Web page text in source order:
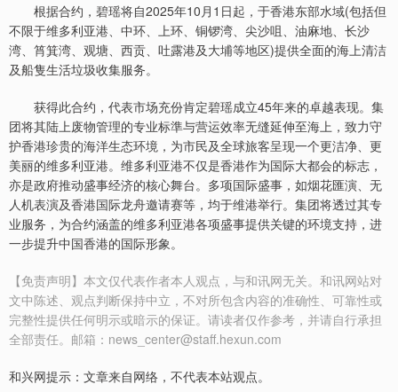
根据合约，碧瑶将自2025年10月1日起，于香港东部水域(包括但
不限于维多利亚港、中环、上环、铜锣湾、尖沙咀、油麻地、长沙
湾、筲箕湾、观塘、西贡、吐露港及大埔等地区)提供全面的海上清洁
及船隻生活垃圾收集服务。
获得此合约，代表市场充份肯定碧瑶成立45年来的卓越表现。集
团将其陆上废物管理的专业标準与营运效率无缝延伸至海上，致力守
护香港珍贵的海洋生态环境，为市民及全球旅客呈现一个更洁净、更
美丽的维多利亚港。维多利亚港不仅是香港作为国际大都会的标志，
亦是政府推动盛事经济的核心舞台。多项国际盛事，如烟花匯演、无
人机表演及香港国际龙舟邀请赛等，均于维港举行。集团将透过其专
业服务，为合约涵盖的维多利亚港各项盛事提供关键的环境支持，进
一步提升中国香港的国际形象。
【免责声明】本文仅代表作者本人观点，与和讯网无关。和讯网站对
文中陈述、观点判断保持中立，不对所包含内容的准确性、可靠性或
完整性提供任何明示或暗示的保证。请读者仅作参考，并请自行承担
全部责任。邮箱：news_center@staff.hexun.com
和兴网提示：文章来自网络，不代表本站观点。